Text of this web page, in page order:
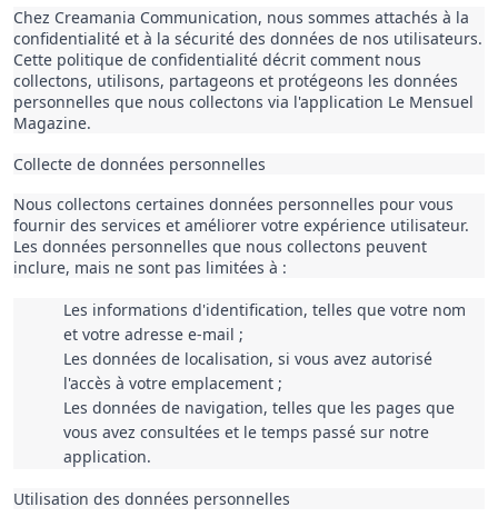
Chez Creamania Communication, nous sommes attachés à la
confidentialité et à la sécurité des données de nos utilisateurs.
Cette politique de confidentialité décrit comment nous
collectons, utilisons, partageons et protégeons les données
personnelles que nous collectons via l'application Le Mensuel
Magazine.
Collecte de données personnelles
Nous collectons certaines données personnelles pour vous
fournir des services et améliorer votre expérience utilisateur.
Les données personnelles que nous collectons peuvent
inclure, mais ne sont pas limitées à :
Les informations d'identification, telles que votre nom
et votre adresse e-mail ;
Les données de localisation, si vous avez autorisé
l'accès à votre emplacement ;
Les données de navigation, telles que les pages que
vous avez consultées et le temps passé sur notre
application.
Utilisation des données personnelles